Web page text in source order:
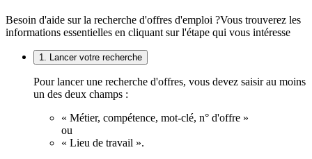
Besoin d'aide sur la recherche d'offres d'emploi ?Vous trouverez les
informations essentielles en cliquant sur l'étape qui vous intéresse
1. Lancer votre recherche
Pour lancer une recherche d'offres, vous devez saisir au moins
un des deux champs :
« Métier, compétence, mot-clé, n° d'offre »
ou
« Lieu de travail ».